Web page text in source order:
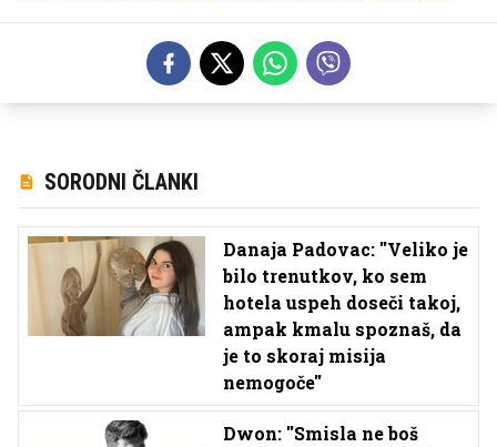
SORODNI ČLANKI
Danaja Padovac: ''Veliko je
bilo trenutkov, ko sem
hotela uspeh doseči takoj,
ampak kmalu spoznaš, da
je to skoraj misija
nemogoče''
Dwon: ''Smisla ne boš